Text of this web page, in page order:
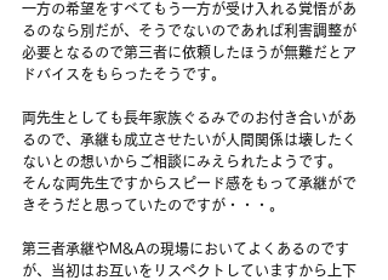
一方の希望をすべてもう一方が受け入れる覚悟があ
るのなら別だが、そうでないのであれば利害調整が
必要となるので第三者に依頼したほうが無難だとア
ドバイスをもらったそうです。
両先生としても長年家族ぐるみでのお付き合いがあ
るので、承継も成立させたいが人間関係は壊したく
ないとの想いからご相談にみえられたようです。
そんな両先生ですからスピード感をもって承継がで
きそうだと思っていたのですが・・・。
第三者承継やM&Aの現場においてよくあるのです
が、当初はお互いをリスペクトしていますから上下